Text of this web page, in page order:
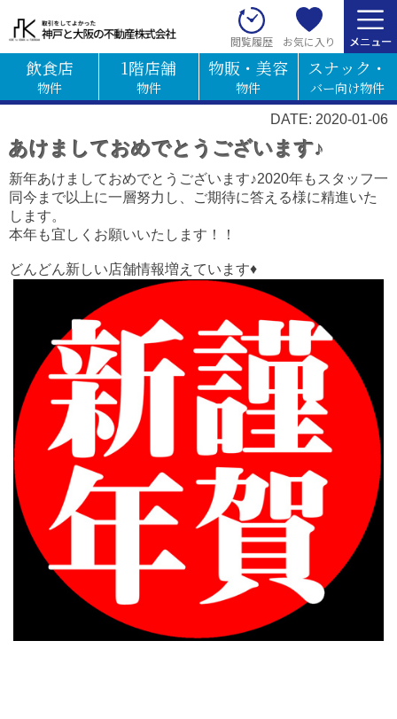
閲覧履歴 お気に入り
飲食店
物件
1階店舗
物件
物販・美容
物件
スナック・
バー向け物件
DATE: 2020-01-06
あけましておめでとうございます♪
新年あけましておめでとうございます♪2020年もスタッフ一
同今まで以上に一層努力し、ご期待に答える様に精進いた
します。
本年も宜しくお願いいたします！！
どんどん新しい店舗情報増えています♦